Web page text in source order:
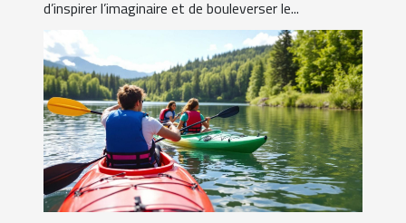
d’inspirer l’imaginaire et de bouleverser le...